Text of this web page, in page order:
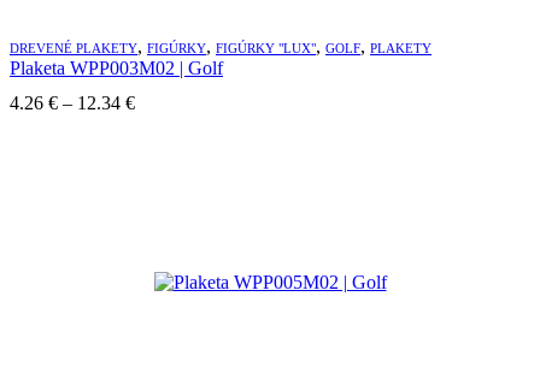
DREVENÉ PLAKETY, FIGÚRKY, FIGÚRKY "LUX", GOLF, PLAKETY
Plaketa WPP003M02 | Golf
4.26 € – 12.34 €Price